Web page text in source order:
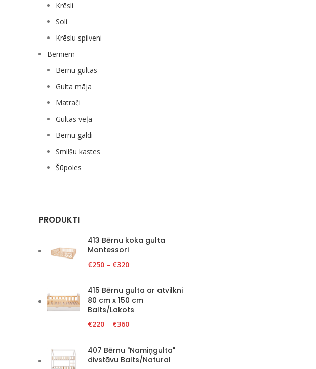
Krēsli
Soli
Krēslu spilveni
Bērniem
Bērnu gultas
Gulta māja
Matrači
Gultas veļa
Bērnu galdi
Smilšu kastes
Šūpoles
PRODUKTI
413 Bērnu koka gulta
Montessori
€250 – €320
415 Bērnu gulta ar atvilkni
80 cm x 150 cm
Balts/Lakots
€220 – €360
407 Bērnu "Namiņgulta"
divstāvu Balts/Natural